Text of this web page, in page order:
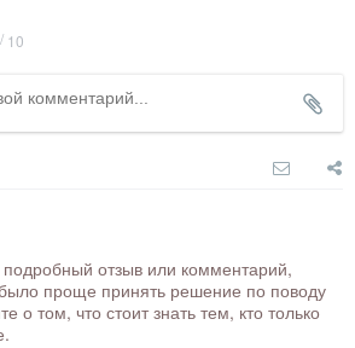
/ 10
подробный отзыв или комментарий,
проще принять решение по поводу
о том, что стоит знать тем, кто только